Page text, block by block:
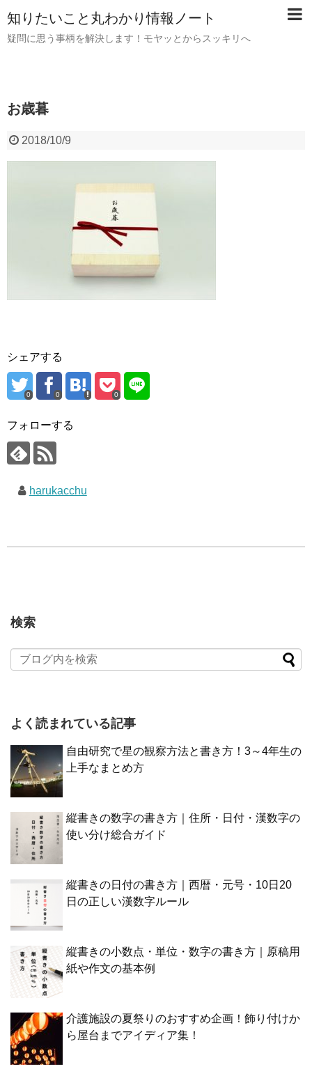
知りたいこと丸わかり情報ノート
疑問に思う事柄を解決します！モヤッとからスッキリへ
お歳暮
2018/10/9
シェアする
0 0 0
フォローする
harukacchu
検索
よく読まれている記事
自由研究で星の観察方法と書き方！3～4年生の
上手なまとめ方
縦書きの数字の書き方｜住所・日付・漢数字の
使い分け総合ガイド
縦書きの日付の書き方｜西暦・元号・10日20
日の正しい漢数字ルール
縦書きの小数点・単位・数字の書き方｜原稿用
紙や作文の基本例
介護施設の夏祭りのおすすめ企画！飾り付けか
ら屋台までアイディア集！